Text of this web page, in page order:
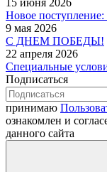
Новое
9 мая 2026
С ДНЕМ ПОБЕДЫ!
22 апреля 2026
Специальные
Подписаться
принимаю
ознакомлен и
данного сайта